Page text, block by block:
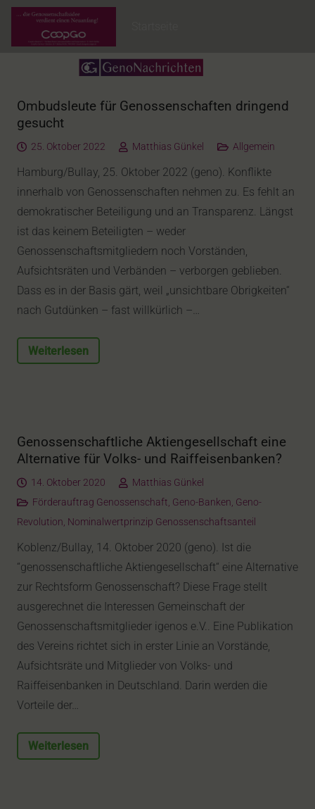
Ombudsleute für Genossenschaften dringend
gesucht
25. Oktober 2022 Matthias Günkel Allgemein
Hamburg/Bullay, 25. Oktober 2022 (geno). Konflikte
innerhalb von Genossenschaften nehmen zu. Es fehlt an
demokratischer Beteiligung und an Transparenz. Längst
ist das keinem Beteiligten – weder
Genossenschaftsmitgliedern noch Vorständen,
Aufsichtsräten und Verbänden – verborgen geblieben.
Dass es in der Basis gärt, weil „unsichtbare Obrigkeiten“
nach Gutdünken – fast willkürlich –…
Weiterlesen
Genossenschaftliche Aktiengesellschaft eine
Alternative für Volks- und Raiffeisenbanken?
14. Oktober 2020
Matthias Günkel
Förderauftrag Genossenschaft, Geno-Banken, Geno-
Revolution, Nominalwertprinzip Genossenschaftsanteil
Koblenz/Bullay, 14. Oktober 2020 (geno). Ist die
“genossenschaftliche Aktiengesellschaft“ eine Alternative
zur Rechtsform Genossenschaft? Diese Frage stellt
ausgerechnet die Interessen Gemeinschaft der
Genossenschaftsmitglieder igenos e.V.. Eine Publikation
des Vereins richtet sich in erster Linie an Vorstände,
Aufsichtsräte und Mitglieder von Volks- und
Raiffeisenbanken in Deutschland. Darin werden die
Vorteile der…
Weiterlesen